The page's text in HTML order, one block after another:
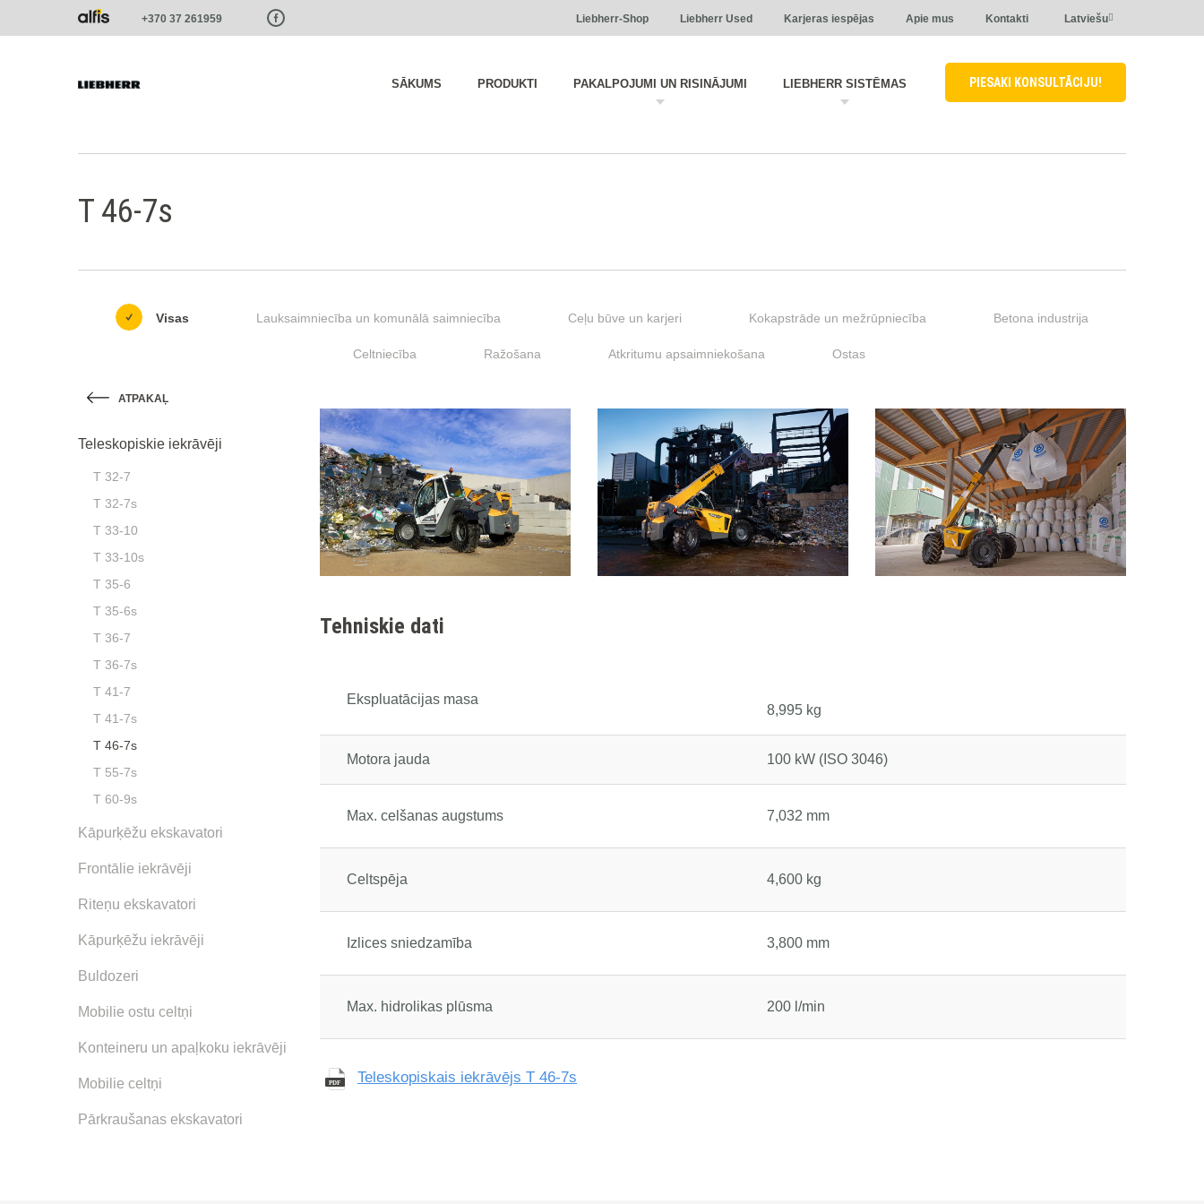
Paste this code as high in the of the page as possible:
+370 37 261959 Liebherr-Shop Liebherr Used Karjeras iespējas Apie mus Kontakti Latviešu
SĀKUMS PRODUKTI PAKALPOJUMI UN RISINĀJUMI LIEBHERR SISTĒMAS PIESAKI KONSULTĀCIJU!
T 46-7s
Visas Lauksaimniecība un komunālā saimniecība Ceļu būve un karjeri Kokapstrāde un mežrūpniecība Betona industrija
Celtniecība Ražošana Atkritumu apsaimniekošana Ostas
ATPAKAĻ
Teleskopiskie iekrāvēji
T 32-7
T 32-7s
T 33-10
T 33-10s
T 35-6
T 35-6s
T 36-7
T 36-7s
T 41-7
T 41-7s
T 46-7s
T 55-7s
T 60-9s
Kāpurķēžu ekskavatori
Frontālie iekrāvēji
Riteņu ekskavatori
Kāpurķēžu iekrāvēji
Buldozeri
Mobilie ostu celtņi
Konteineru un apaļkoku iekrāvēji
Mobilie celtņi
Pārkraušanas ekskavatori
Tehniskie dati
Ekspluatācijas masa
8,995 kg
Motora jauda 100 kW (ISO 3046)
Max. celšanas augstums 7,032 mm
Celtspēja 4,600 kg
Izlices sniedzamība 3,800 mm
Max. hidrolikas plūsma 200 l/min
Teleskopiskais iekrāvējs T 46-7s